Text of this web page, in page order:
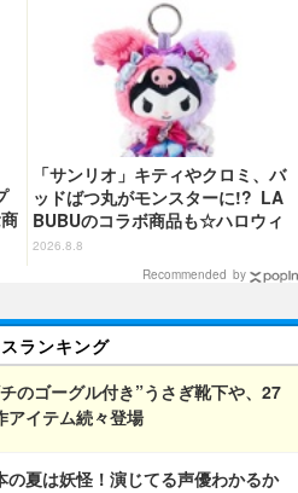
「サンリオ」キティやクロミ、バ
ッドばつ丸がモンスターに!? LA
BUBUのコラボ商品も☆ハロウィ
ーングッズ情報が到着【サンリオ
2026.8.8
Recommended by
ランキング
のゴーグル付き”うさぎ靴下や、27
アイテム続々登場
の夏は妖怪！演じてる声優わかるか